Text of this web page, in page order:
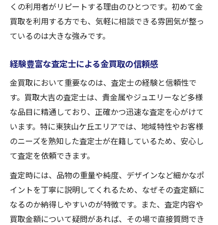
くの利用者がリピートする理由のひとつです。初めて金
買取を利用する方でも、気軽に相談できる雰囲気が整っ
ているのは大きな強みです。
経験豊富な査定士による金買取の信頼感
金買取において重要なのは、査定士の経験と信頼性で
す。買取大吉の査定士は、貴金属やジュエリーなど多様
な品目に精通しており、正確かつ迅速な査定を心がけて
います。特に東狭山ケ丘エリアでは、地域特性やお客様
のニーズを熟知した査定士が在籍しているため、安心し
て査定を依頼できます。
査定時には、品物の重量や純度、デザインなど細かなポ
イントを丁寧に説明してくれるため、なぜその査定額に
なるのか納得しやすいのが特徴です。また、査定内容や
買取金額について疑問があれば、その場で直接質問でき